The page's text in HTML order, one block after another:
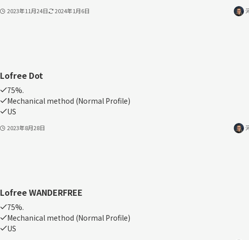
2023年11月24日 2024年1月6日
Lofree Dot
75%.
Mechanical method (Normal Profile)
US
2023年8月28日
Lofree WANDERFREE
75%.
Mechanical method (Normal Profile)
US